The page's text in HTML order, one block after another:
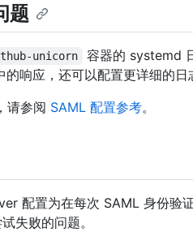
题
unicorn
容器的 systemd
响应，还可以配置更详细的日
请参阅 SAML 配置参考。
配置为在每次 SAML 身份验
失败的问题。